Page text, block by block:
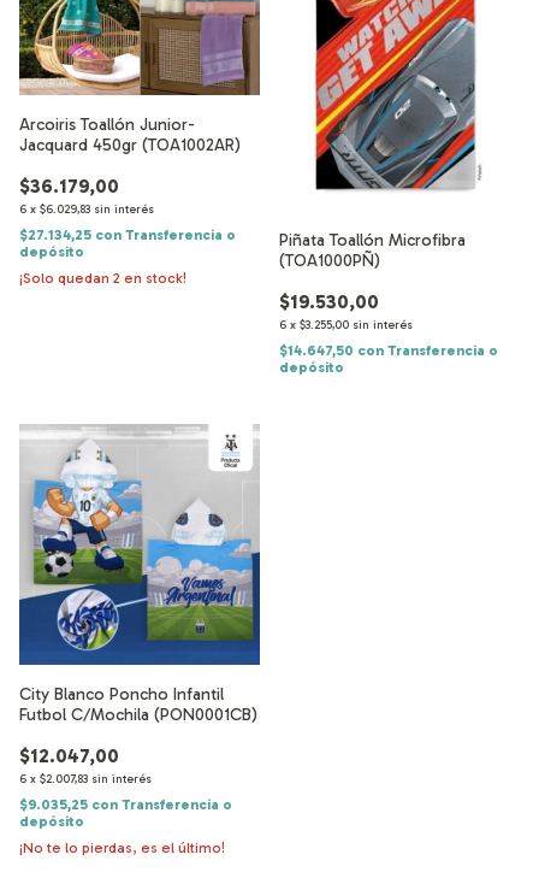
Arcoiris Toallón Junior-
Jacquard 450gr (TOA1002AR)
$36.179,00
6 x $6.029,83 sin interés
$27.134,25 con Transferencia o
depósito
¡Solo quedan 2 en stock!
Piñata Toallón Microfibra
(TOA1000PÑ)
$19.530,00
6 x $3.255,00 sin interés
$14.647,50 con Transferencia o
depósito
City Blanco Poncho Infantil
Futbol C/Mochila (PON0001CB)
$12.047,00
6 x $2.007,83 sin interés
$9.035,25 con Transferencia o
depósito
¡No te lo pierdas, es el último!